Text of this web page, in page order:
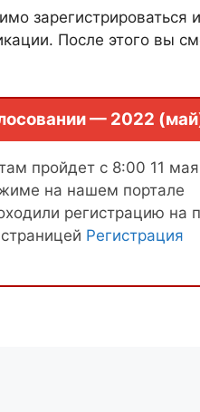
зарегистрироваться
После этого вы
— 2022
пройдет с 8:00 11
на нашем портале
регистрацию на
Регистрация